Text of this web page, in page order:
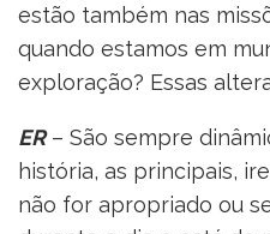
estão também nas
quando estamos em
exploração? Essas
ER– São sempre
história, as principais,
não for apropriado ou